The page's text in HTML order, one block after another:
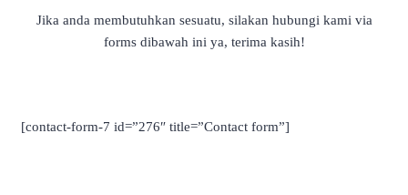
Jika anda membutuhkan sesuatu, silakan hubungi kami via
forms dibawah ini ya, terima kasih!
[contact-form-7 id=”276″ title=”Contact form”]